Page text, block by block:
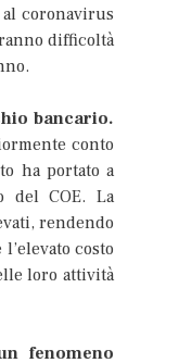
coronavirus
difficoltà
bancario.
conto
ha portato a
del COE. La
rendendo
costo
loro attività
fenomeno